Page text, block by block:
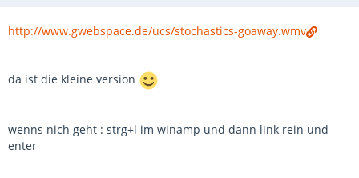
http://www.gwebspace.de/ucs/stochastics-goaway.wmv
da ist die kleine version
wenns nich geht : strg+l im winamp und dann link rein und
enter